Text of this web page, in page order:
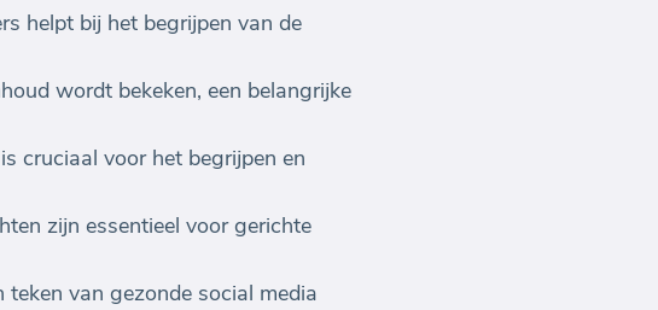
helpt bij het begrijpen van de
wordt bekeken, een belangrijke
cruciaal voor het begrijpen en
zijn essentieel voor gerichte
teken van gezonde social media